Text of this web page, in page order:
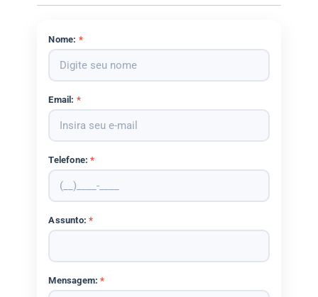
Nome: *
Email: *
Telefone:*
Assunto:*
Mensagem:*